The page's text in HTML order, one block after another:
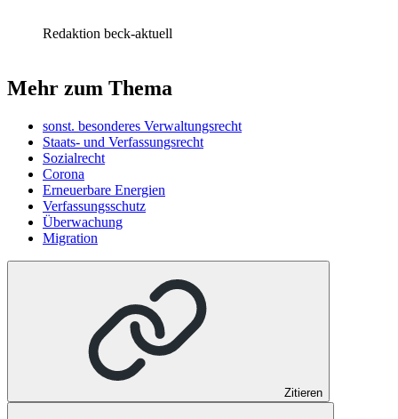
Redaktion beck-aktuell
Mehr zum Thema
sonst. besonderes Verwaltungsrecht
Staats- und Verfassungsrecht
Sozialrecht
Corona
Erneuerbare Energien
Verfassungsschutz
Überwachung
Migration
Zitieren